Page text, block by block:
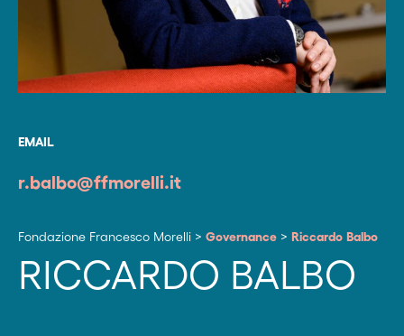
Fondazione Francesco Morelli > Governance > Riccardo Balbo
RICCARDO BALBO
EMAIL
r.balbo@ffmorelli.it